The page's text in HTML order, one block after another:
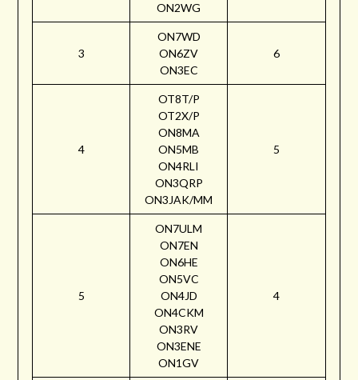
ON2WG
3
ON7WD
ON6ZV
ON3EC
6
4
OT8T/P
OT2X/P
ON8MA
ON5MB
ON4RLI
ON3QRP
ON3JAK/MM
5
5
ON7ULM
ON7EN
ON6HE
ON5VC
ON4JD
ON4CKM
ON3RV
ON3ENE
ON1GV
4